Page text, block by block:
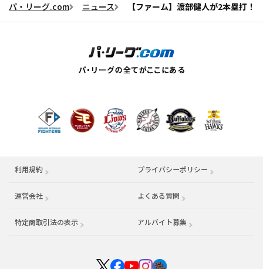
パ・リーグ.com ニュース 【ファーム】渡部健人が2本塁打
利用規約 プライバシーポリシー
運営会社 （別ウィンドウで開く） よくある質問
特定商取引法の表示 アルバイト募集 （別ウィンドウで開く